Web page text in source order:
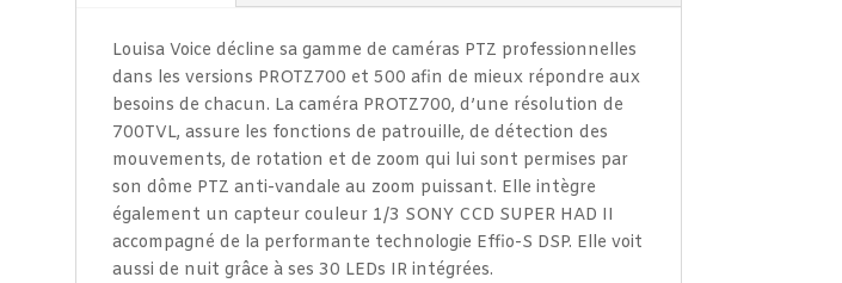
Louisa Voice décline sa gamme de caméras PTZ professionnelles
dans les versions PROTZ700 et 500 afin de mieux répondre aux
besoins de chacun. La caméra PROTZ700, d’une résolution de
700TVL, assure les fonctions de patrouille, de détection des
mouvements, de rotation et de zoom qui lui sont permises par
son dôme PTZ anti-vandale au zoom puissant. Elle intègre
également un capteur couleur 1/3 SONY CCD SUPER HAD II
accompagné de la performante technologie Effio-S DSP. Elle voit
aussi de nuit grâce à ses 30 LEDs IR intégrées.